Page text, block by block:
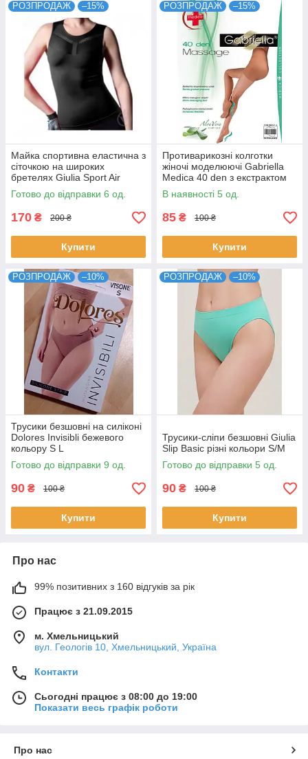
РОЗПРОДАЖ –15%
Майка спортивна еластична з
сіточкою на широких
бретелях Giulia Sport Air
чорного та рожевого кольорів
розмір S/M L/XL
Готово до відправки 6 од.
170 ₴ 200 ₴
Купити
РОЗПРОДАЖ –15%
Противарикозні колготки
жіночі моделюючі Gabriella
Medica 40 den з екстрактом
Aloe Vera розмір 2
В наявності 5 од.
85 ₴ 100 ₴
Купити
РОЗПРОДАЖ –10%
Трусики безшовні на силіконі
Dolores Invisibli бежевого
кольору S L
Готово до відправки 9 од.
90 ₴ 100 ₴
Купити
РОЗПРОДАЖ –10%
Трусики-сліпи безшовні Giulia
Slip Basic різні кольори S/M
Готово до відправки 5 од.
90 ₴ 100 ₴
Купити
Про нас
99% позитивних з 160 відгуків за рік
Працює з 21.09.2015
м. Хмельницький
вул. Геологів 10, Хмельницький, Україна
Контакти
Сьогодні працює з 08:00 до 19:00
Показати весь графік роботи
Про нас